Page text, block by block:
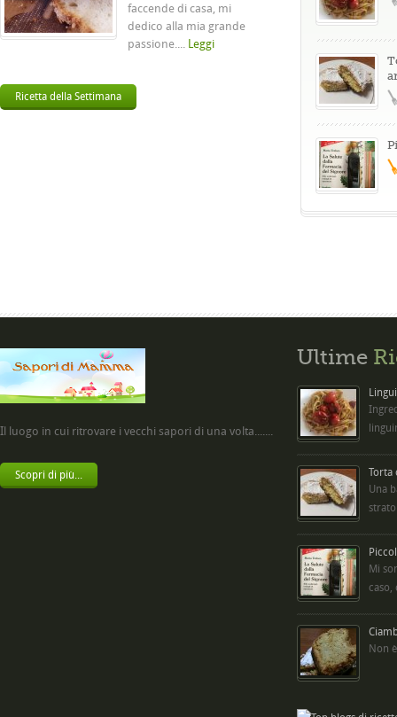
faccende di casa, mi
dedico alla mia grande
passione.... Leggi
Ricetta della Settimana
Il luogo in cui ritrovare i vecchi sapori di una volta.......
Scopri di più...
Ultime
Torta
Una
Mi
caso,
Non